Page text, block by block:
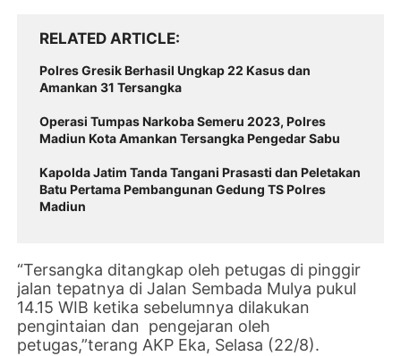
RELATED ARTICLE
Polres Gresik Berhasil Ungkap 22 Kasus dan
Amankan 31 Tersangka
Operasi Tumpas Narkoba Semeru 2023, Polres
Madiun Kota Amankan Tersangka Pengedar Sabu
Kapolda Jatim Tanda Tangani Prasasti dan Peletakan
Batu Pertama Pembangunan Gedung TS Polres
Madiun
“Tersangka ditangkap oleh petugas di pinggir
jalan tepatnya di Jalan Sembada Mulya pukul
14.15 WIB ketika sebelumnya dilakukan
pengintaian dan pengejaran oleh
petugas,”terang AKP Eka, Selasa (22/8).